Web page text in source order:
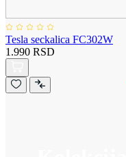
Tesla seckalica FC302W
1.990 RSD